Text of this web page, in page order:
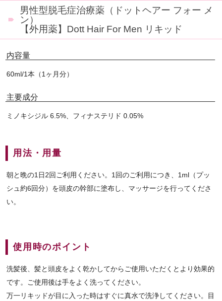
男性型脱毛症治療薬（ドットヘアー フォー メ
ン）
【外用薬】Dott Hair For Men リキッド
内容量
60ml/1本（1ヶ月分）
主要成分
ミノキシジル 6.5%、フィナステリド 0.05%
用法・用量
朝と晩の1日2回ご利用ください。1回のご利用につき、1ml（プッ
シュ約6回分）を頭皮の幹部に塗布し、マッサージを行ってくださ
い。
使用時のポイント
洗髪後、髪と頭皮をよく乾かしてからご使用いただくとより効果的
です。ご使用後は手をよく洗ってください。
万一リキッドが目に入った時はすぐに真水で洗浄してください。目